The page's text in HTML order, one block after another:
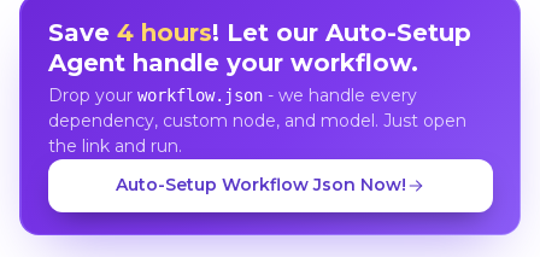
Save 4 hours! Let our Auto-Setup
Agent handle your workflow.
Drop your workflow.json- we handle every
dependency, custom node, and model. Just open
the link and run.
Auto-Setup Workflow Json Now!